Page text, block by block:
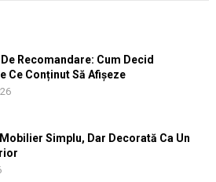
Recomandare: Cum Decid
Ce Conținut Să Afișeze
Simplu, Dar Decorată Ca Un